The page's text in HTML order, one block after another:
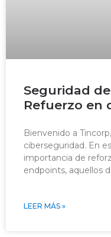
Seguridad
Refuerzo en
Bienvenido a
ciberseguridad. En
importancia de
endpoints, aquellos
LEER MÁS »